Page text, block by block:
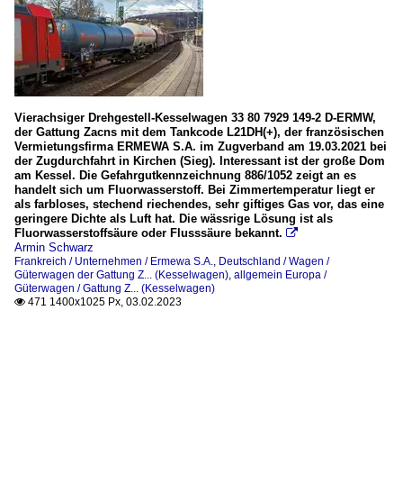
Vierachsiger Drehgestell-Kesselwagen 33 80 7929 149-2 D-ERMW,
der Gattung Zacns mit dem Tankcode L21DH(+), der französischen
Vermietungsfirma ERMEWA S.A. im Zugverband am 19.03.2021 bei
der Zugdurchfahrt in Kirchen (Sieg). Interessant ist der große Dom
am Kessel. Die Gefahrgutkennzeichnung 886/1052 zeigt an es
handelt sich um Fluorwasserstoff. Bei Zimmertemperatur liegt er
als farbloses, stechend riechendes, sehr giftiges Gas vor, das eine
geringere Dichte als Luft hat. Die wässrige Lösung ist als
Fluorwasserstoffsäure oder Flusssäure bekannt. 
Armin Schwarz
Frankreich / Unternehmen / Ermewa S.A.
Deutschland / Wagen /
Güterwagen der Gattung Z... (Kesselwagen) allgemein Europa /
Güterwagen / Gattung Z... (Kesselwagen)
 471 1400x1025 Px, 03.02.2023